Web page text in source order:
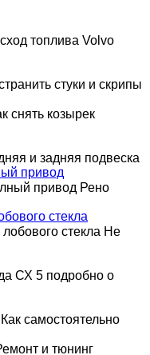
топлива Volvo
стуки и скрипы
снять козырек
и задняя подвеска
привод
привод Рено
стекла
стекла Не
СХ 5 подробно о
самостоятельно
и тюнинг